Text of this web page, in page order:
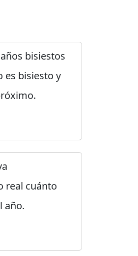
bisiestos
es bisiesto y
real cuánto
año.